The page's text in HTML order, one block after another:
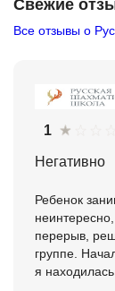
Свежие
Все отзывы о
1
Негативно
Ребенок
перерыв,
группе.
я